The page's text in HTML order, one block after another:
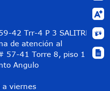
42 Trr-4 P 3 SALITRE
de atención al
57-41 Torre 8, piso 11
Angulo
a viernes